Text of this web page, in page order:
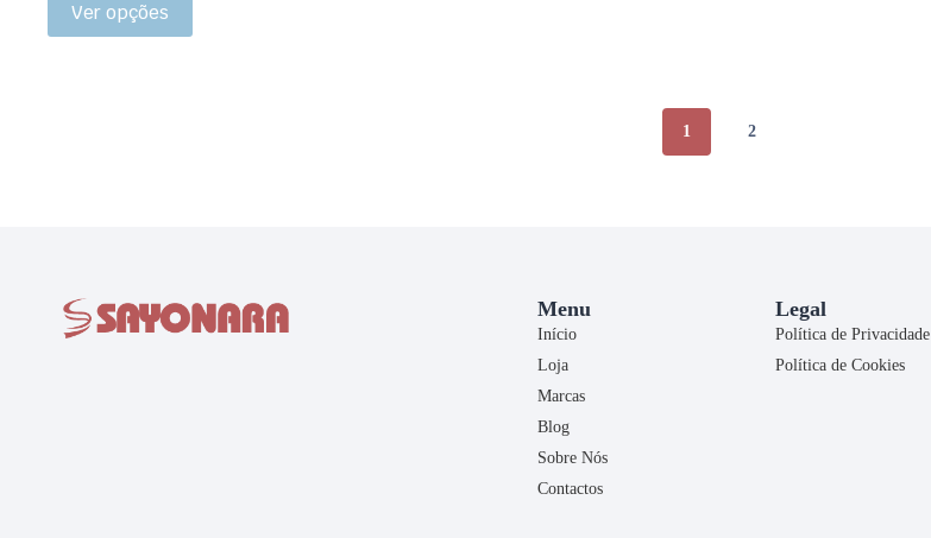
Ver opções
1 2
Menu
Início
Loja
Marcas
Blog
Sobre Nós
Contactos
Legal
Política de Privacidade
Política de Cookies